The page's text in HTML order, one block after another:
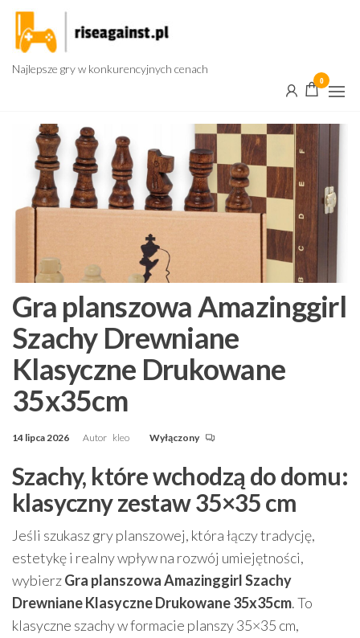
Przejdź
treści
Najlepsze gry w konkurencyjnych cenach
0
Gra planszowa Amazinggirl
Szachy Drewniane
Klasyczne Drukowane
35x35cm
14 lipca 2026 Autor kleo Wyłączony
Szachy, które wchodzą do domu:
klasyczny zestaw 35×35 cm
Jeśli szukasz gry planszowej, która łączy tradycję,
estetykę i realny wpływ na rozwój umiejętności,
wybierzGra planszowa Amazinggirl Szachy
Drewniane Klasyczne Drukowane 35x35cm. To
klasyczne szachy w formacie planszy 35×35 cm,